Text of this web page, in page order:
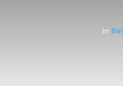
in